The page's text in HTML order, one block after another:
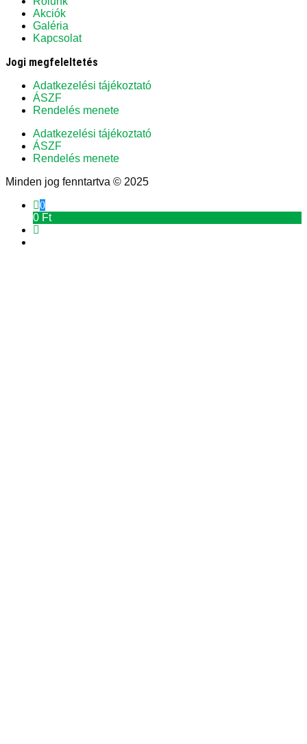
Akciók
Galéria
Kapcsolat
Jogi megfeleltetés
Adatkezelési tájékoztató
ÁSZF
Rendelés menete
Adatkezelési tájékoztató
ÁSZF
Rendelés menete
Minden jog fenntartva © 2025
0
0 Ft